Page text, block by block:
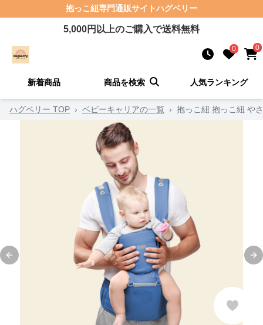
抱っこ紐専門通販サイトハグベリー
5,000円以上のご購入で送料無料
0 0
新着商品 商品を検索 人気ランキング
ハグベリー TOP › ベビーキャリアの一覧 › 抱っこ紐 抱っこ紐 や
Previous slide